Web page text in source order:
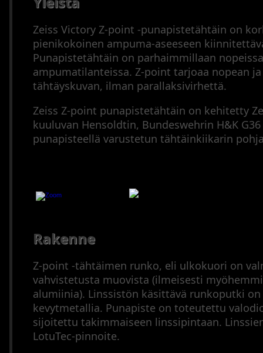
(2000–
2023
Pienoiskiväärit
Puoliautomaatit
(1900–
1945)
Puoliautomaatit
(1946–
2023)
Sarjatuliaseet
(1900–
2023)
Yhdistelmäaseet
Arkisto
Tähtäinkiikarit
Äänenvaimentimet
Muut
varusteet
Metsästysperinteet
Zeiss Victory Z-point -punapistetähtäin on
pienikokoinen ampuma-aseeseen
Punapistetähtäin on parhaimmillaan nopeissa
ampumatilanteissa. Z-point tarjoaa nopean
tähtäyskuvan, ilman parallaksivirhettä.
Zeiss Z-point punapistetähtäin on kehitetty
kuuluvan Hensoldtin, Bundeswehrin H&K
punapisteellä varustetun tähtäinkiikarin
Rakenne
Z-point -tähtäimen runko, eli ulkokuori on
vahvistetusta muovista (ilmeisesti
alumiinia). Linssistön käsittävä runkoputki
kevytmetallia. Punapiste on toteutettu
sijoitettu takimmaiseen linssipintaan.
LotuTec-pinnoite.